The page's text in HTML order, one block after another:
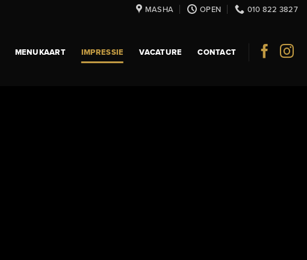
MASHA OPEN 010 822 3827
MENUKAART IMPRESSIE VACATURE CONTACT